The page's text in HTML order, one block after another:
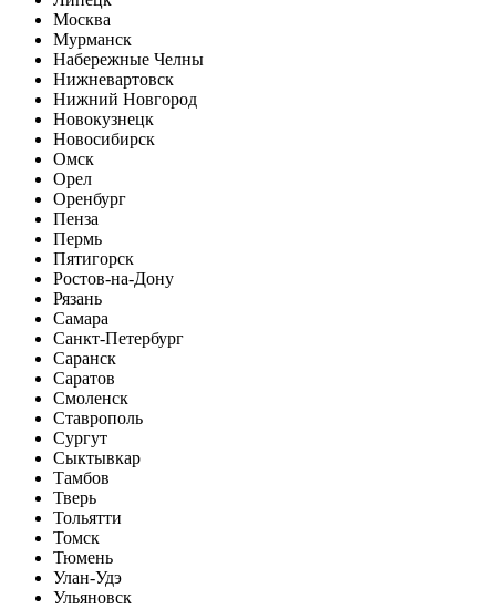
Москва
Мурманск
Набережные Челны
Нижневартовск
Нижний Новгород
Новокузнецк
Новосибирск
Омск
Орел
Оренбург
Пенза
Пермь
Пятигорск
Ростов-на-Дону
Рязань
Самара
Санкт-Петербург
Саранск
Саратов
Смоленск
Ставрополь
Сургут
Сыктывкар
Тамбов
Тверь
Тольятти
Томск
Тюмень
Улан-Удэ
Ульяновск